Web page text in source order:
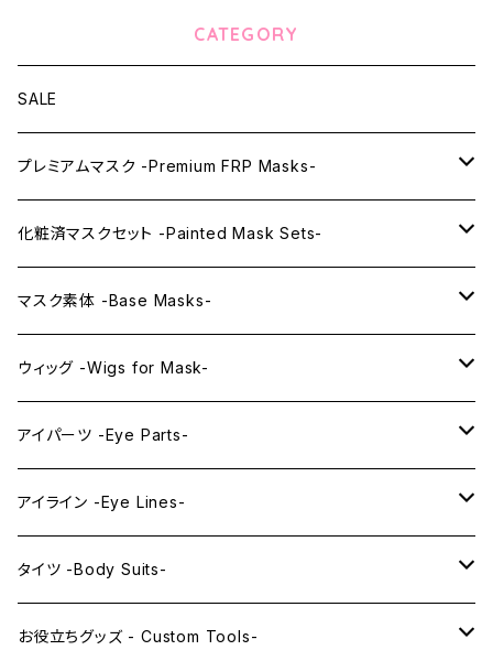
CATEGORY
SALE
プレミアムマスク -Premium FRP Masks-
KAWAII PREMIUM Mask & Wig Sets
プレミアムマスク素体-Premium base masks-
プレミアムウィッグ -Premium Wigs-
プレミアムレンズアイ -Premium Lens eye-
化粧済マスクセット -Painted Mask Sets-
KAWAII EX series
KAWAII series
IDOL series
PRINCESS series
KAWAII Little series
マスク素体 -Base Masks-
アニメマスク -Anime Masks-
ドールマスク -Doll Masks-
ウィッグ -Wigs for Mask-
ロング -Long-
ミドル -Middle-
アイパーツ -Eye Parts-
レンズアイ -Lens Eyes-
レンズアイ
レンズアイEX
クリスタルアイ -Crystal Eyes-
アイライン -Eye Lines-
アイラインステッカー -Eye Line Stickers-
まゆ毛 -Eyebrows-
タイツ -Body Suits-
全身タイツ -Full Body Suits-
お役立ちグッズ - Custom Tools-